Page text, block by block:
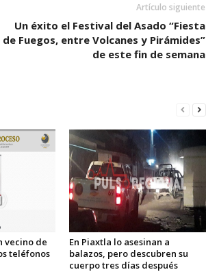
Artículo siguiente
Un éxito el Festival del Asado “Fiesta
de Fuegos, entre Volcanes y Pirámides”
de este fin de semana
vecino de
teléfonos
En Piaxtla lo asesinan a
balazos, pero descubren su
cuerpo tres días después